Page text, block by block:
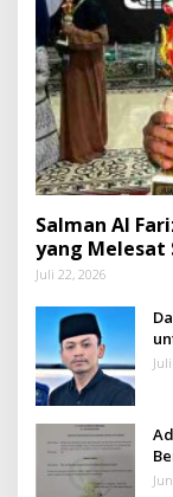
Salman Al
yang Melesat
Juli 22, 2026